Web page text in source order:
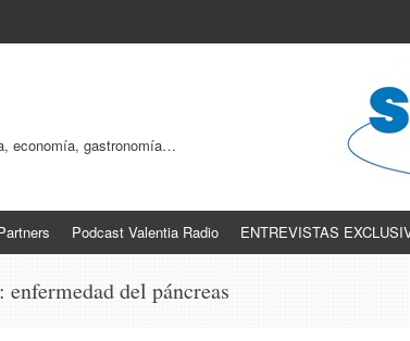
economía, gastronomía…
Podcast Valentia Radio ENTREVISTAS
enfermedad del páncreas